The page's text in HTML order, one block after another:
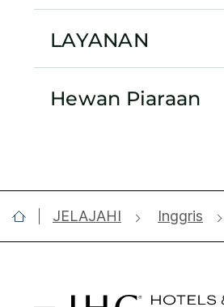
LAYANAN
Hewan Piaraan
JELAJAHI Inggris